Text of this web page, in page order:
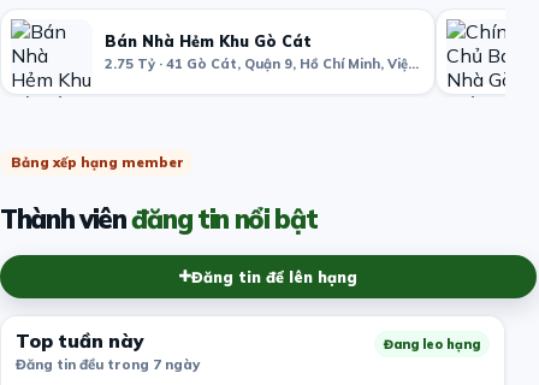
Bán Nhà Hẻm Khu Gò Cát
2.75 Tỷ · 41 Gò Cát, Quận 9, Hồ Chí Minh, Việt Nam
Bảng xếp hạng member
Thành viênđăng tin nổi bật
Đăng tin để lên hạng
Top tuần này
Đăng tin đều trong 7 ngày
Đang leo hạng